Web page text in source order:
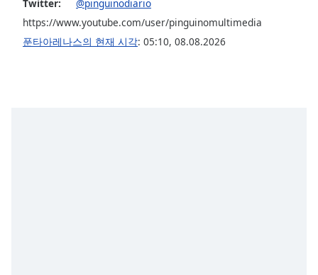
Opacity
Twitter:
@pinguinodiario
https://www.youtube.com/user/pinguinomultimedia
푼타아레나스의 현재 시각: 05:10, 08.08.2026